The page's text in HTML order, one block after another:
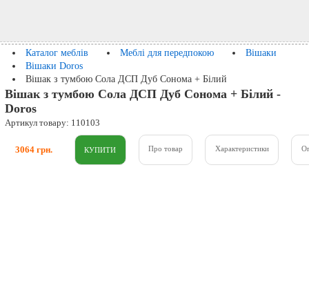
Каталог меблів Меблі для передпокою
Вішаки
Вішаки Doros
Вішак з тумбою Сола ДСП Дуб Сонома + Білий
Вішак з тумбою Сола ДСП Дуб Сонома + Білий -
Doros
Артикул товару: 110103
3064 грн. Про товар Характеристики